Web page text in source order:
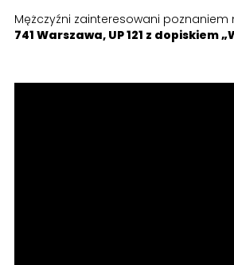
Mężczyźni zainteresowani
741 Warszawa, UP 121 z dopiskiem